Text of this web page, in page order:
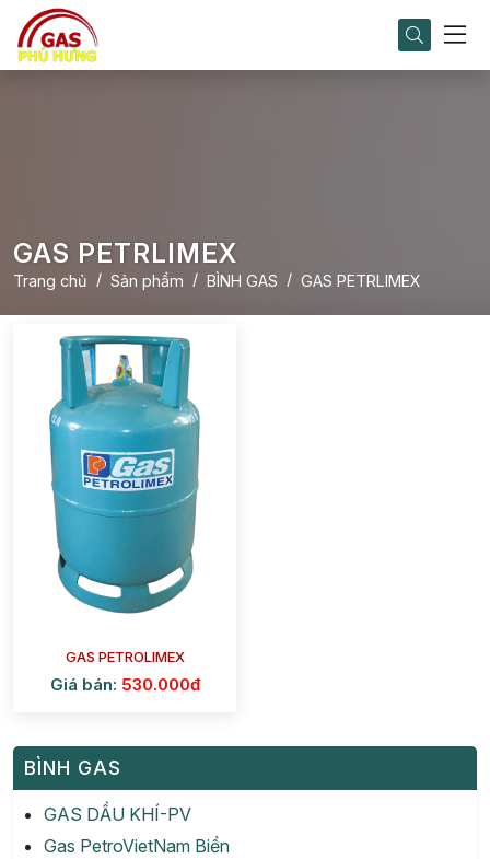
GAS PETRLIMEX
Trang chủ Sản phẩm BÌNH GAS GAS PETRLIMEX
GAS PETROLIMEX
Giá bán: 530.000đ
BÌNH GAS
GAS DẦU KHÍ-PV
Gas PetroVietNam Biển